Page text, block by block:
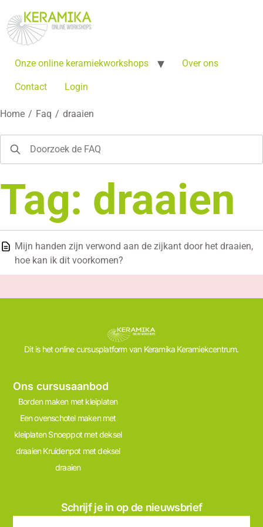
Onze online keramiekworkshops Over ons
Contact Login
Home / Faq / draaien
Tag: draaien
Mijn handen zijn verwond aan de zijkant door het draaien,
hoe kan ik dit voorkomen?
Dit is het online cursusplatform van Keramika Keramiekcentrum.
Ons cursusaanbod
Borden maken met kleiplaten
Een ovenschotel maken met
kleiplaten Snoeppot met deksel
draaien Kruidenpot met deksel
draaien
Schrijf je in op de nieuwsbrief